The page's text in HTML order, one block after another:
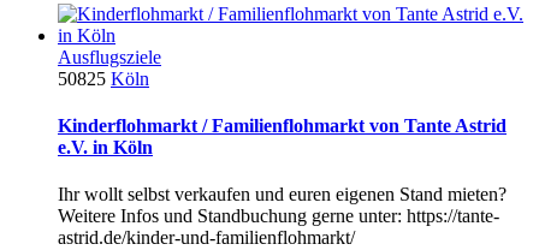
Ausflugsziele
50825 Köln
Kinderflohmarkt / Familienflohmarkt von Tante Astrid
e.V. in Köln
Ihr wollt selbst verkaufen und euren eigenen Stand mieten?
Weitere Infos und Standbuchung gerne unter: https://tante-
astrid.de/kinder-und-familienflohmarkt/